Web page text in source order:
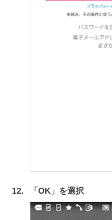
「OK」を選択